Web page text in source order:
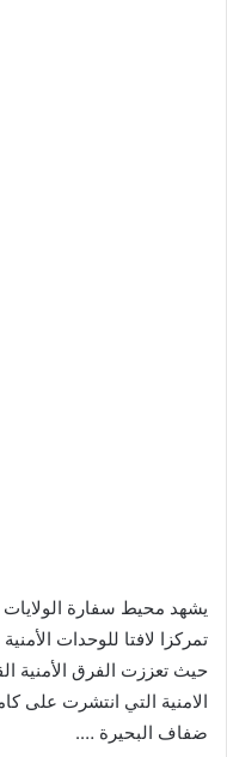
يشهد محيط سفارة الولايات
تمركزا لافتا للوحدات
حيث تعززت الفرق الأمنية
الامنية التي انتشرت على
ضفاف البحيرة ….